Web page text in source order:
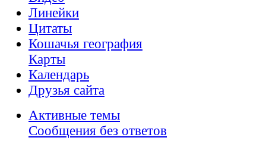
Линейки
Цитаты
Кошачья география
Карты
Календарь
Друзья сайта
Активные темы
Сообщения без ответов